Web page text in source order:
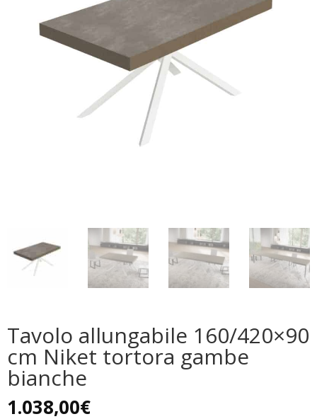
Tavolo allungabile 160/420×90
cm Niket tortora gambe
bianche
1.038,00€